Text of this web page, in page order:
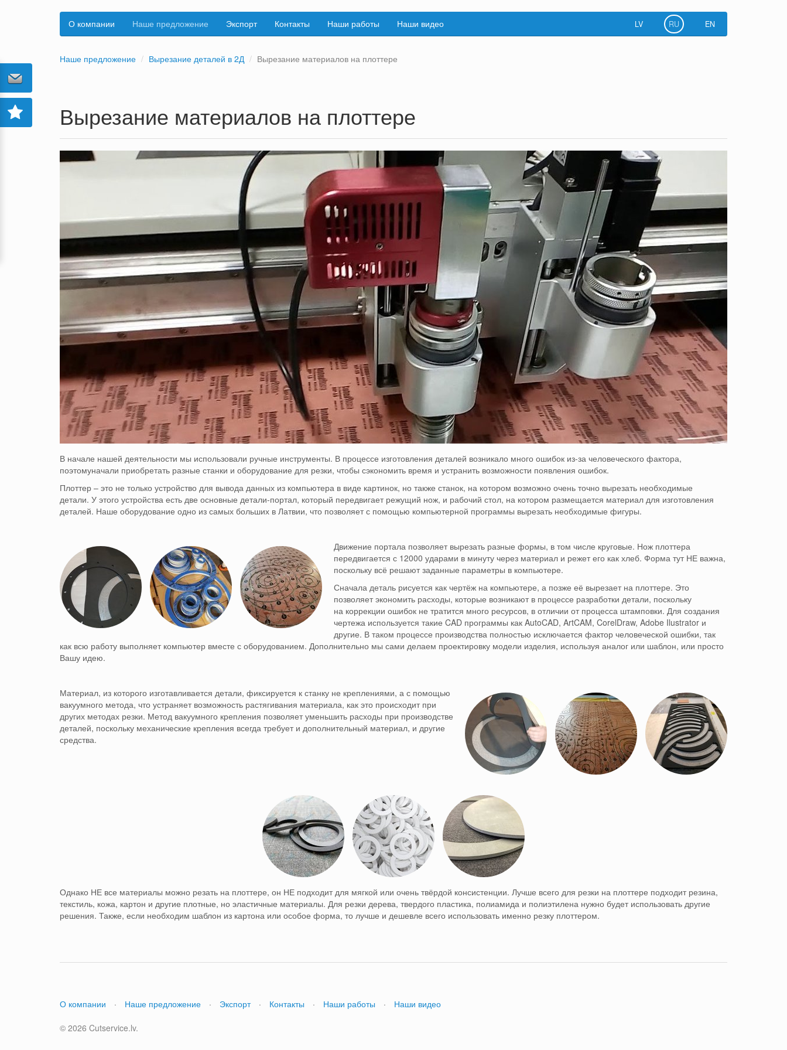
LV RU EN
О компании Наше предложение Экспорт Контакты Наши работы Наши видео
Наше предложение Вырезание деталей в 2Д Вырезание материалов на плоттере
Вырезание материалов на плоттере
В начале нашей деятельности мы использовали ручные инструменты. В процессе изготовления деталей возникало много ошибок из-за человеческого фактора,
поэтомуначали приобретать разные станки и оборудование для резки, чтобы сэкономить время и устранить возможности появления ошибок.
Плоттер – это не только устройство для вывода данных из компьютера в виде картинок, но также станок, на котором возможно очень точно вырезать необходимые
детали. У этого устройства есть две основные детали-портал, который передвигает режущий нож, и рабочий стол, на котором размещается материал для изготовления
деталей. Наше оборудование одно из самых больших в Латвии, что позволяет с помощью компьютерной программы вырезать необходимые фигуры.
Движение портала позволяет вырезать разные формы, в том числе круговые. Нож плоттера
передвигается с 12000 ударами в минуту через материал и режет его как хлеб. Форма тут НЕ важна,
поскольку всё решают заданные параметры в компьютере.
Сначала деталь рисуется как чертёж на компьютере, а позже её вырезает на плоттере. Это
позволяет экономить расходы, которые возникают в процессе разработки детали, поскольку
на коррекции ошибок не тратится много ресурсов, в отличии от процесса штамповки. Для создания
чертежа используется такие CAD программы как AutoCAD, ArtCAM, CorelDraw, Adobe Ilustrator и
другие. В таком процессе производства полностью исключается фактор человеческой ошибки, так
как всю работу выполняет компьютер вместе с оборудованием. Дополнительно мы сами делаем проектировку модели изделия, используя аналог или шаблон, или просто
Вашу идею.
Материал, из которого изготавливается детали, фиксируется к станку не креплениями, а с помощью
вакуумного метода, что устраняет возможность растягивания материала, как это происходит при
других методах резки. Метод вакуумного крепления позволяет уменьшить расходы при производстве
деталей, поскольку механические крепления всегда требует и дополнительный материал, и другие
средства.
Однако НЕ все материалы можно резать на плоттере, он НЕ подходит для мягкой или очень твёрдой консистенции. Лучше всего для резки на плоттере подходит резина,
текстиль, кожа, картон и другие плотные, но эластичные материалы. Для резки дерева, твердого пластика, полиамида и полиэтилена нужно будет использовать другие
решения. Также, если необходим шаблон из картона или особое форма, то лучше и дешевле всего использовать именно резку плоттером.
О компании · Наше предложение · Экспорт · Контакты · Наши работы · Наши видео
© 2026 Cutservice.lv.